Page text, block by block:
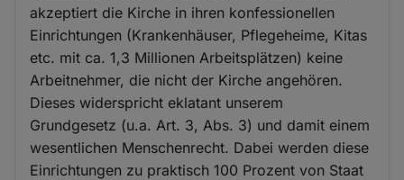
akzeptiert die Kirche in ihren konfessionellen
Einrichtungen (Krankenhäuser, Pflegeheime, Kitas
etc. mit ca. 1,3 Millionen Arbeitsplätzen) keine
Arbeitnehmer, die nicht der Kirche angehören.
Dieses widerspricht eklatant unserem
Grundgesetz (u.a. Art. 3, Abs. 3) und damit einem
wesentlichen Menschenrecht. Dabei werden diese
Einrichtungen zu praktisch 100 Prozent von Staat